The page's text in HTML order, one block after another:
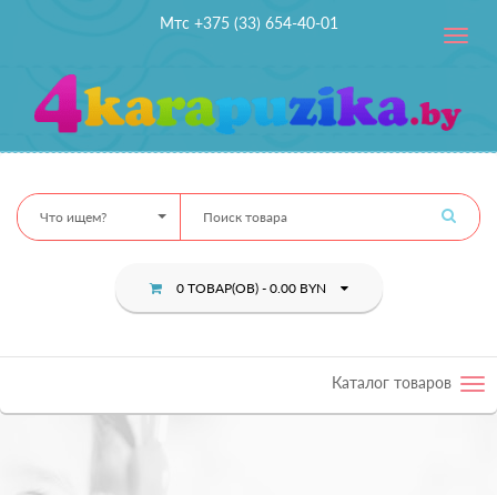
Мтс +375 (33) 654-40-01
Toggle
Что ищем?
0 ТОВАР(ОВ) - 0.00 BYN
Каталог товаров